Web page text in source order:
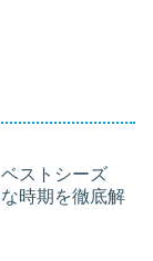
ストシーズ
時期を徹底解